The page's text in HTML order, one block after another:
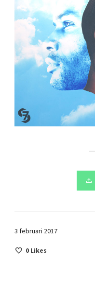
3 februari 2017
0 Likes